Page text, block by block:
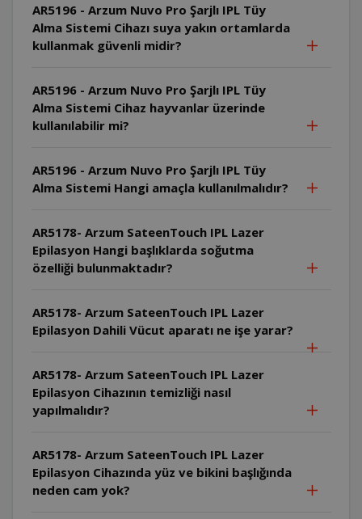
AR5196 - Arzum Nuvo Pro Şarjlı IPL Tüy
Alma Sistemi Cihazı suya yakın ortamlarda
kullanmak güvenli midir?
AR5196 - Arzum Nuvo Pro Şarjlı IPL Tüy
Alma Sistemi Cihaz hayvanlar üzerinde
kullanılabilir mi?
AR5196 - Arzum Nuvo Pro Şarjlı IPL Tüy
Alma Sistemi Hangi amaçla kullanılmalıdır?
AR5178- Arzum SateenTouch IPL Lazer
Epilasyon Hangi başlıklarda soğutma
özelliği bulunmaktadır?
AR5178- Arzum SateenTouch IPL Lazer
Epilasyon Dahili Vücut aparatı ne işe yarar?
AR5178- Arzum SateenTouch IPL Lazer
Epilasyon Cihazının temizliği nasıl
yapılmalıdır?
AR5178- Arzum SateenTouch IPL Lazer
Epilasyon Cihazında yüz ve bikini başlığında
neden cam yok?